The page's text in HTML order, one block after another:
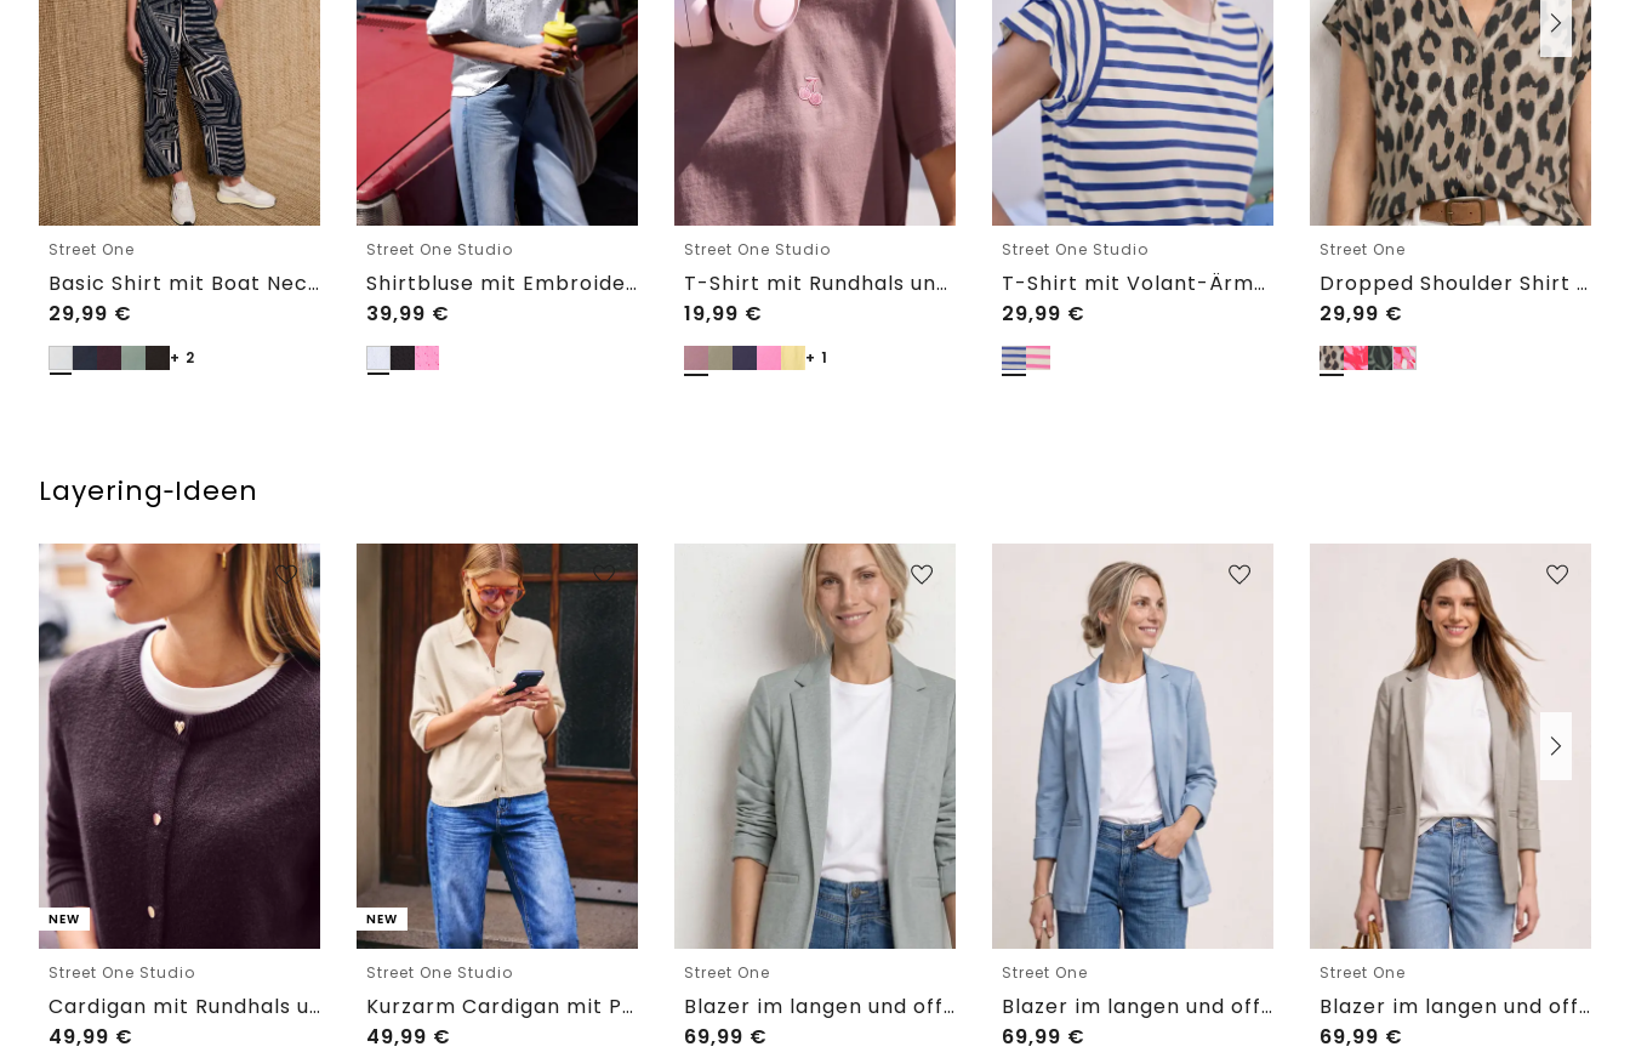
Street One
Basic Shirt mit Boat Neck und Elastikbund
29,99 €
+ 2
Street One Studio
Shirtbluse mit Embroidery-Front
39,99 €
Street One Studio
T-Shirt mit Rundhals und Embroidery-Detail
19,99 €
+ 1
Street One Studio
T-Shirt mit Volant-Ärmeln und Print
29,99 €
Street One
Dropped Shoulder Shirt im Blusen-Look
29,99 €
Layering‑Ideen
NEW
Street One Studio
Cardigan mit Rundhals und Knöpfen
49,99 €
NEW
Street One Studio
Kurzarm Cardigan mit Polokragen
49,99 €
Street One
Blazer im langen und offenen Schnitt
69,99 €
Street One
Blazer im langen und offenen Schnitt
69,99 €
Street One
Blazer im langen und offenen Schnitt
69,99 €